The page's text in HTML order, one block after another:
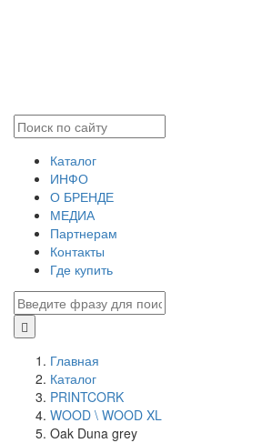
Каталог
ИНФО
О БРЕНДЕ
МЕДИА
Партнерам
Контакты
Где купить
Главная
Каталог
PRINTCORK
WOOD \ WOOD XL
Oak Duna grey